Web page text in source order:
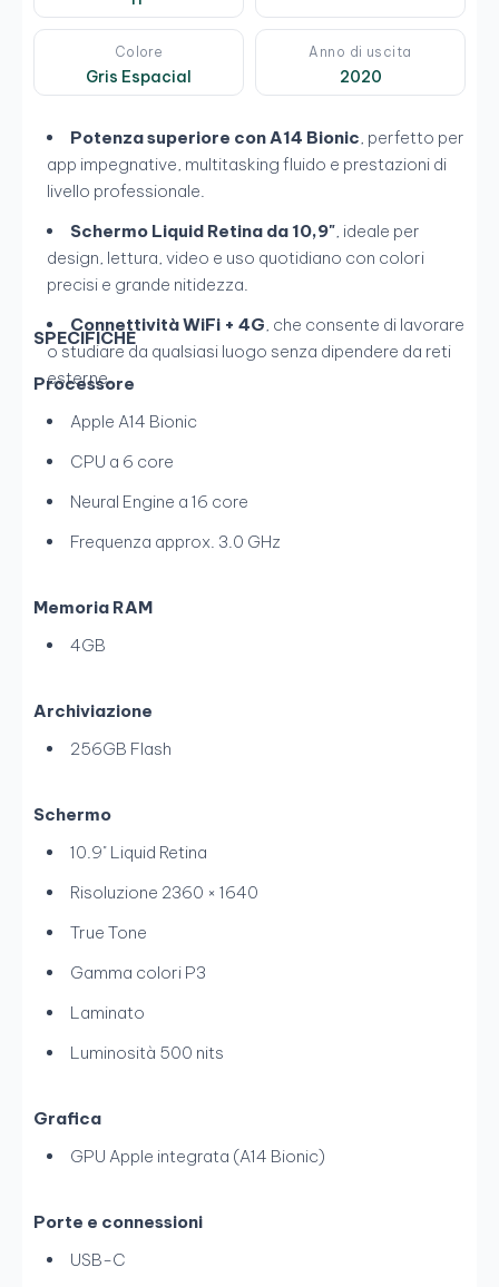
Colore
Gris Espacial
Anno di uscita
2020
Potenza superiore con A14 Bionic , perfetto per
app impegnative, multitasking fluido e prestazioni di
livello professionale.
Schermo Liquid Retina da 10,9" , ideale per
design, lettura, video e uso quotidiano con colori
precisi e grande nitidezza.
Connettività WiFi + 4G , che consente di lavorare
o studiare da qualsiasi luogo senza dipendere da reti
esterne.
SPECIFICHE
Processore
Apple A14 Bionic
CPU a 6 core
Neural Engine a 16 core
Frequenza approx. 3.0 GHz
Memoria RAM
4GB
Archiviazione
256GB Flash
Schermo
10.9" Liquid Retina
Risoluzione 2360 × 1640
True Tone
Gamma colori P3
Laminato
Luminosità 500 nits
Grafica
GPU Apple integrata (A14 Bionic)
Porte e connessioni
USB-C